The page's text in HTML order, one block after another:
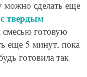
можно сделать еще
твердым
смесью готовую
еще 5 минут, пока
готовила так